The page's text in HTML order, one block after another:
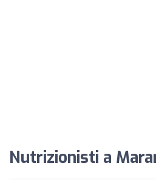
Nutrizionisti a